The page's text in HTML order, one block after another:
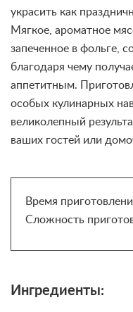
украсить как
Мягкое, ароматное
запеченное в фольге,
благодаря чему
аппетитным.
особых кулинарных
великолепный
ваших гостей или
Время
Сложность
Ингредиенты: